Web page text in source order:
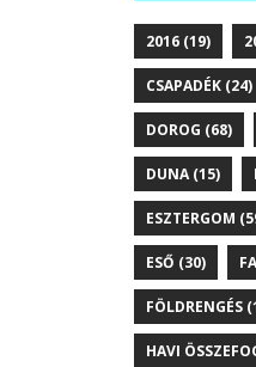
2016(19)
CSAPADÉK(24)
DOROG (68)
DUNA(15)
ESZTERGOM
ESŐ (30)
FÖLDRENGÉS
HAVI